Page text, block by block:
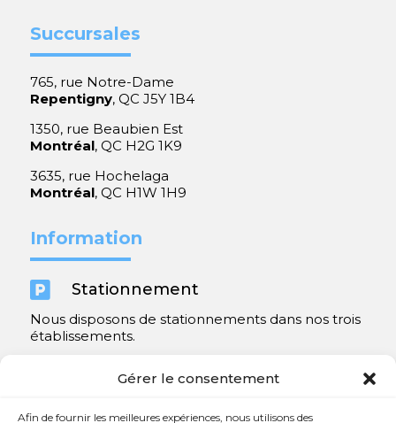
Gérer le consentement
Afin de fournir les meilleures expériences, nous utilisons des
Succursales
765, rue Notre-Dame
Repentigny, QC J5Y 1B4
1350, rue Beaubien Est
Montréal, QC H2G 1K9
3635, rue Hochelaga
Montréal, QC H1W 1H9
Information
 Stationnement
Nous disposons de stationnements dans nos trois
établissements.
Contact